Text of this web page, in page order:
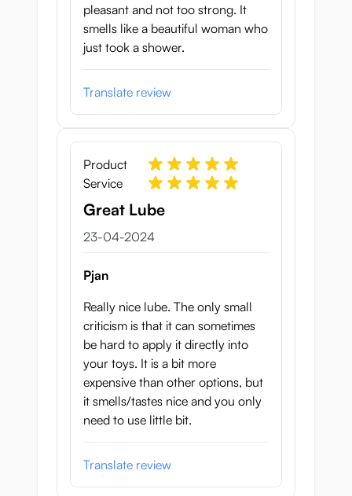
pleasant and not too strong. It
smells like a beautiful woman who
just took a shower.
Translate review
Product
Service
Great Lube
23 april 2024
23-04-2024
Pjan
Really nice lube. The only small
criticism is that it can sometimes
be hard to apply it directly into
your toys. It is a bit more
expensive than other options, but
it smells/tastes nice and you only
need to use little bit.
Translate review